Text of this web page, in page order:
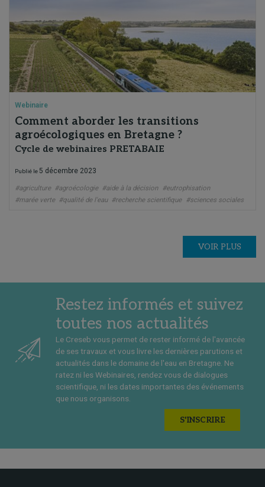
Webinaire
Comment aborder les transitions
agroécologiques en Bretagne ?
Cycle de webinaires PRETABAIE
Publié le 5 décembre 2023
#agriculture #agroécologie #aide à la décision
#eutrophisation
#marée verte
#qualité de l'eau #recherche scientifique #sciences sociales
VOIR PLUS
Restez informés et suivez
toutes nos actualités
Le Creseb vous permet de rester informé de l'avancée
de ses travaux et vous livre les dernières parutions et
actualités dans le domaine de l'eau en Bretagne. Ne
ratez ni les Webinaires, rendez vous de dialogues
scientifique, ni les dates importantes des événements
que nous organisons.
S'INSCRIRE